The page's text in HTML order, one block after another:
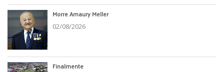
Morre Amaury Meller
02/08/2026
Finalmente